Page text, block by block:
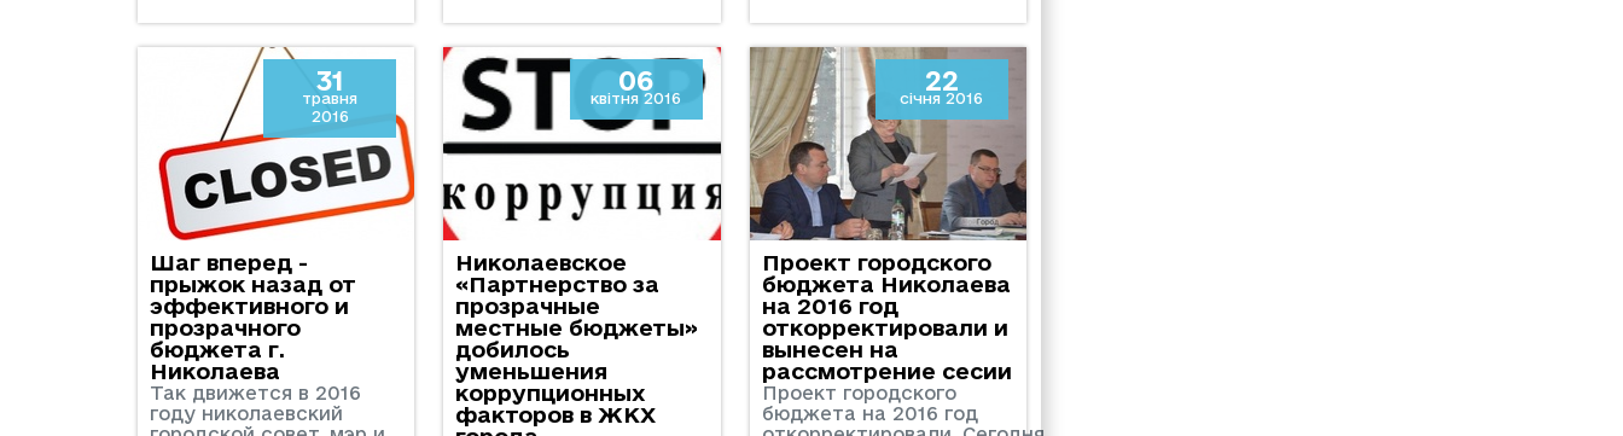
31
травня
2016
Шаг вперед -
прыжок назад от
эффективного и
прозрачного
бюджета г.
Николаева
Так движется в 2016
году николаевский
06
квітня 2016
Николаевское
«Партнерство за
прозрачные
местные бюджеты»
добилось
уменьшения
коррупционных
факторов в ЖКХ
22
січня 2016
Проект городского
бюджета Николаева
на 2016 год
откорректировали и
вынесен на
рассмотрение сесии
Проект городского
бюджета на 2016 год